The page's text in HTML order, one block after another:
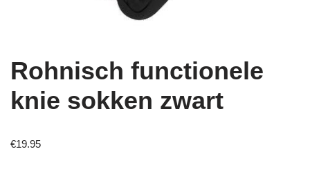
Rohnisch functionele
knie sokken zwart
€19.95